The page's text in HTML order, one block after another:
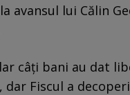
avansul lui Călin
câți bani au dat
dar Fiscul a